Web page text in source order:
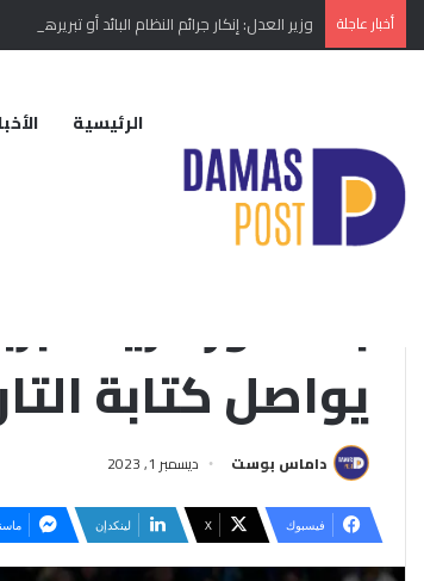
أخبار عاجلة وزير العدل: إنكار جرائم النظام البائد أو
الرئيسية
الرئيسية/التقارير الإخبارية
بعد فوز فريقه برباعية على
بعد فوز فريقه
يواصل كتابة
داماس بوست ديسمبر 1, 2023
فيسبوك ‫X لينكدإن